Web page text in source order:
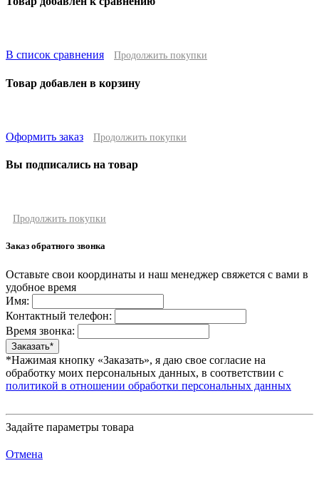
В список сравнения Продолжить покупки
Товар добавлен в корзину
Оформить заказ Продолжить покупки
Вы подписались на товар
Продолжить покупки
Заказ обратного звонка
Оставьте свои координаты и наш менеджер свяжется с вами в
удобное время
Имя:
Контактный телефон:
Время звонка:
*Нажимая кнопку «Заказать», я даю свое согласие на
обработку моих персональных данных, в соответствии с
политикой в отношении обработки персональных данных
Задайте параметры товара
Отмена